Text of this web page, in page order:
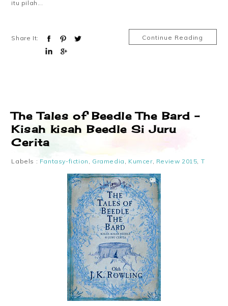
itu pilah...
Share It: Continue Reading
The Tales of Beedle The Bard -
Kisah kisah Beedle Si Juru
Cerita
Labels : Fantasy-fiction , Gramedia , Kumcer, Review 2015, T